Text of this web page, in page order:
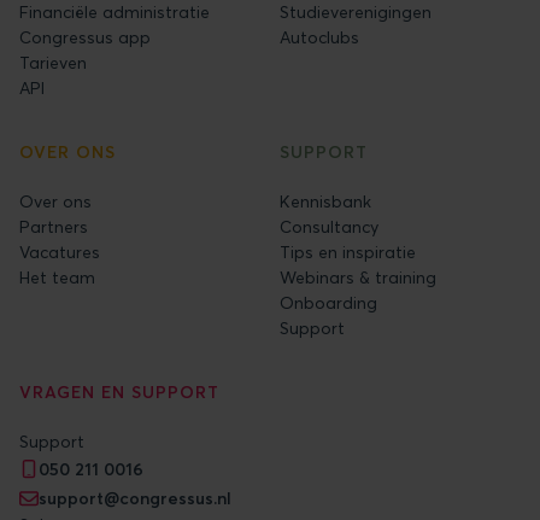
Financiële administratie
Congressus app
Tarieven
API
Studieverenigingen
Autoclubs
OVER ONS
Over ons
Partners
Vacatures
Het team
SUPPORT
Kennisbank
Consultancy
Tips en inspiratie
Webinars & training
Onboarding
Support
VRAGEN EN SUPPORT
Support
050 211 0016
support@congressus.nl